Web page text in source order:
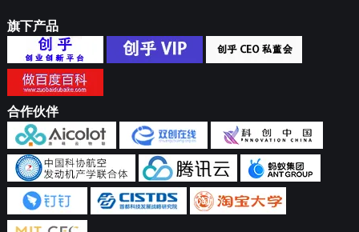
旗下产品
合作伙伴